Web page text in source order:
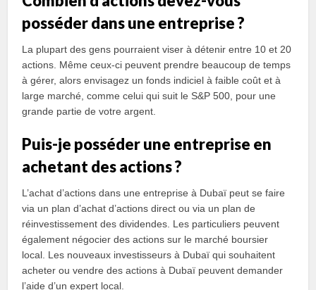
posséder dans une entreprise ?
La plupart des gens pourraient viser à détenir entre 10 et 20
actions. Même ceux-ci peuvent prendre beaucoup de temps
à gérer, alors envisagez un fonds indiciel à faible coût et à
large marché, comme celui qui suit le S&P 500, pour une
grande partie de votre argent.
Puis-je posséder une entreprise en
achetant des actions ?
L’achat d’actions dans une entreprise à Dubaï peut se faire
via un plan d’achat d’actions direct ou via un plan de
réinvestissement des dividendes. Les particuliers peuvent
également négocier des actions sur le marché boursier
local. Les nouveaux investisseurs à Dubaï qui souhaitent
acheter ou vendre des actions à Dubaï peuvent demander
l’aide d’un expert local.